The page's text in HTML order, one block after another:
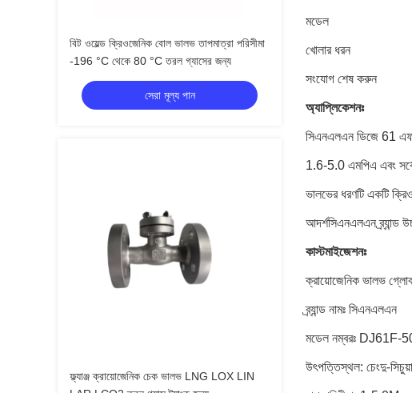
বিট ওয়েল্ড ক্রিওজেনিক বোল ভালভ তাপমাত্রা পরিসীমা
-196 °C থেকে 80 °C তরল গ্যাসের জন্য
সেরা মূল্য পান
ফ্ল্যাঞ্জ ক্রায়োজেনিক চেক ভালভ LNG LOX LIN
মডেল
খোলার ধরন
সংযোগ শেষ করুন
অ্যাপ্লিকেশনঃ
সিএনএলএন ডিজে 61 এফ
1.6-5.0 এমপিএ এবং
ভালভের ধরণটি একটি
আদর্শসিএনএলএন ব্র্যান্ড
কাস্টমাইজেশনঃ
ক্রায়োজেনিক ভালভ
ব্র্যান্ড নামঃ সিএনএলএন
মডেল নম্বরঃ DJ61F-
উৎপত্তিস্থল: চেংদু-